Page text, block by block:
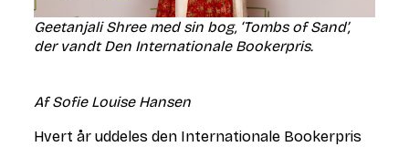
Geetanjali Shree med sin bog, ‘Tombs of Sand’,
der vandt Den Internationale Bookerpris.
Af Sofie Louise Hansen
Hvert år uddeles den Internationale Bookerpris